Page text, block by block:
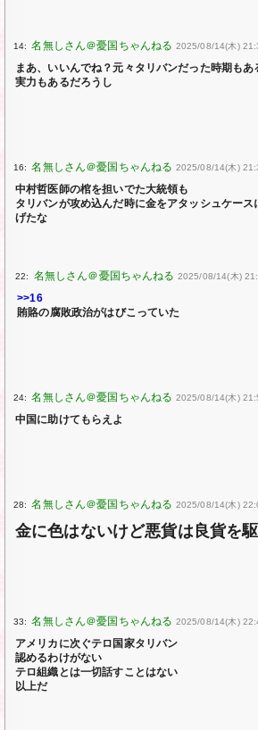
14: 2025/08/14(木)
まあ、いいんでね？元々タリバンだった時期も
実力もあるだろうし
16: 2025/08/14(木)
中村哲医師の棺を担いでた大統領も
タリバンが攻め込んだ時に金をアタッシュケー
げたな
22: 2025/08/14(木)
>>16
賄賂の腐敗政治がはびこっていた
24: 2025/08/14(木)
中国に助けてもらえよ
28: 2025/08/14(木)
金に色はないけど悪貨は良貨を
33: 2025/08/14(木)
アメリカに次ぐテロ国家タリバン
認めるわけがない
テロ組織とは一切話すことはない
以上だ